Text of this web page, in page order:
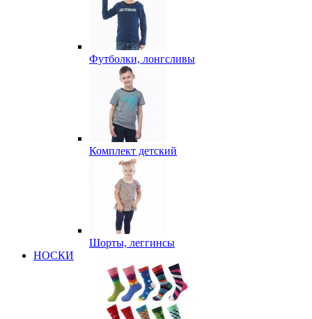
Футболки, лонгсливы
Комплект детский
Шорты, леггинсы
НОСКИ